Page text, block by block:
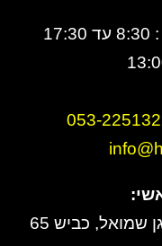
053-
שמואל, כביש 65